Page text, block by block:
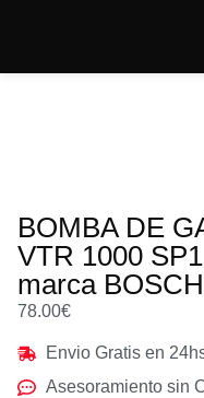
BOMBA DE
VTR 1000
marca BOSCH
78.00€
Envio Gratis en
Asesoramiento sin